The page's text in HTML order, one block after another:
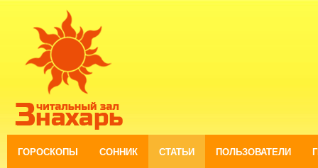
ГОРОСКОПЫ СОННИК СТАТЬИ ПОЛЬЗОВАТЕЛИ